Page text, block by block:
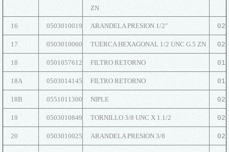
ZN
16 0503010019 ARANDELA PRESION 1/2" 02
17 0503010060 TUERCA HEXAGONAL 1/2 UNC G.5 ZN 02
18 0501057612 FILTRO RETORNO 01
18A 0503014145 FILTRO RETORNO 01
18B 0551011300 NIPLE 02
19 0503010849 TORNILLO 3/8 UNC X 1.1/2 02
20 0503010025 ARANDELA PRESION 3/8 02